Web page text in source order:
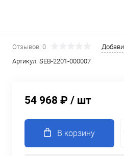
Отзывов: 0
Артикул: SEB-2201-000007
54 968 ₽ / шт
В корзину